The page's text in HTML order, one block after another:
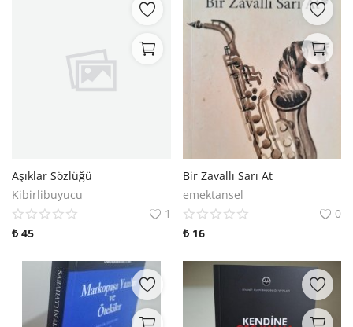
Aşıklar Sözlüğü
Kibirlibuyucu
1
₺ 45
Bir Zavallı Sarı At
emektansel
0
₺16